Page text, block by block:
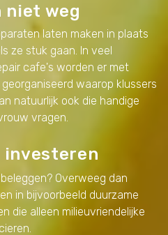
niet weg
laten maken in plaats
ze stuk gaan. In veel
cafe's worden er met
waarop klussers
natuurlijk ook die handige
vragen.
investeren
Overweeg dan
in bijvoorbeeld duurzame
die alleen milieuvriendelijke